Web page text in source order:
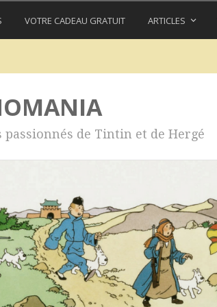
VOTRE CADEAU GRATUIT ARTICLES
passionnés de Tintin et de Hergé